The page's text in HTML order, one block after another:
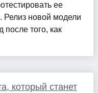
ее
Релиз новой модели
после того, как
который станет